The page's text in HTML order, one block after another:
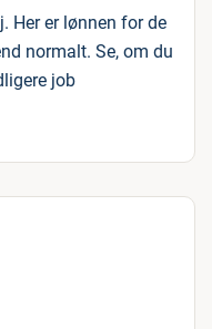
Her er lønnen for de
normalt. Se, om du
job